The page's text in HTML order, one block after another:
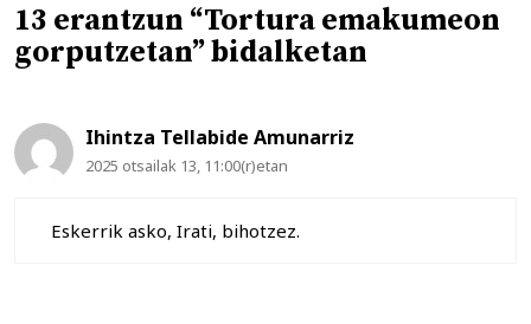
13 erantzun “Tortura emakumeon
gorputzetan” bidalketan
Ihintza Tellabide Amunarriz
2025 otsailak 13, 11:00(r)etan
Eskerrik asko, Irati, bihotzez.